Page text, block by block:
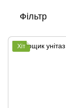
Фільтр
Хіт